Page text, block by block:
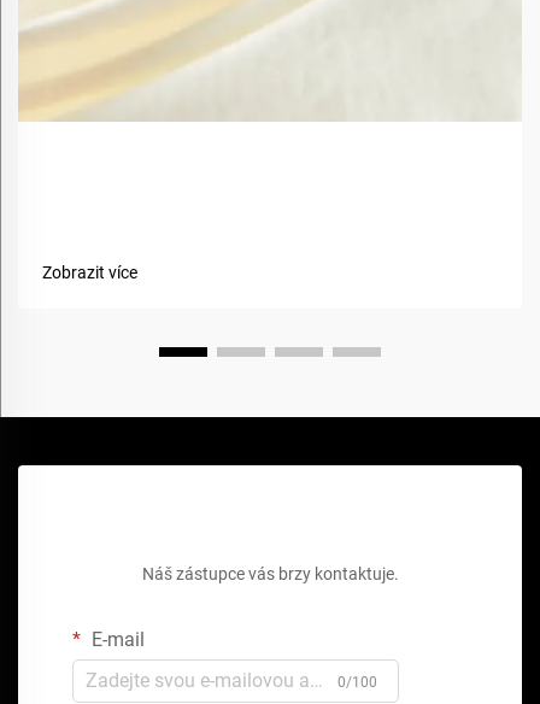
Zobrazit více
Náš zástupce vás brzy kontaktuje.
E-mail
0/100